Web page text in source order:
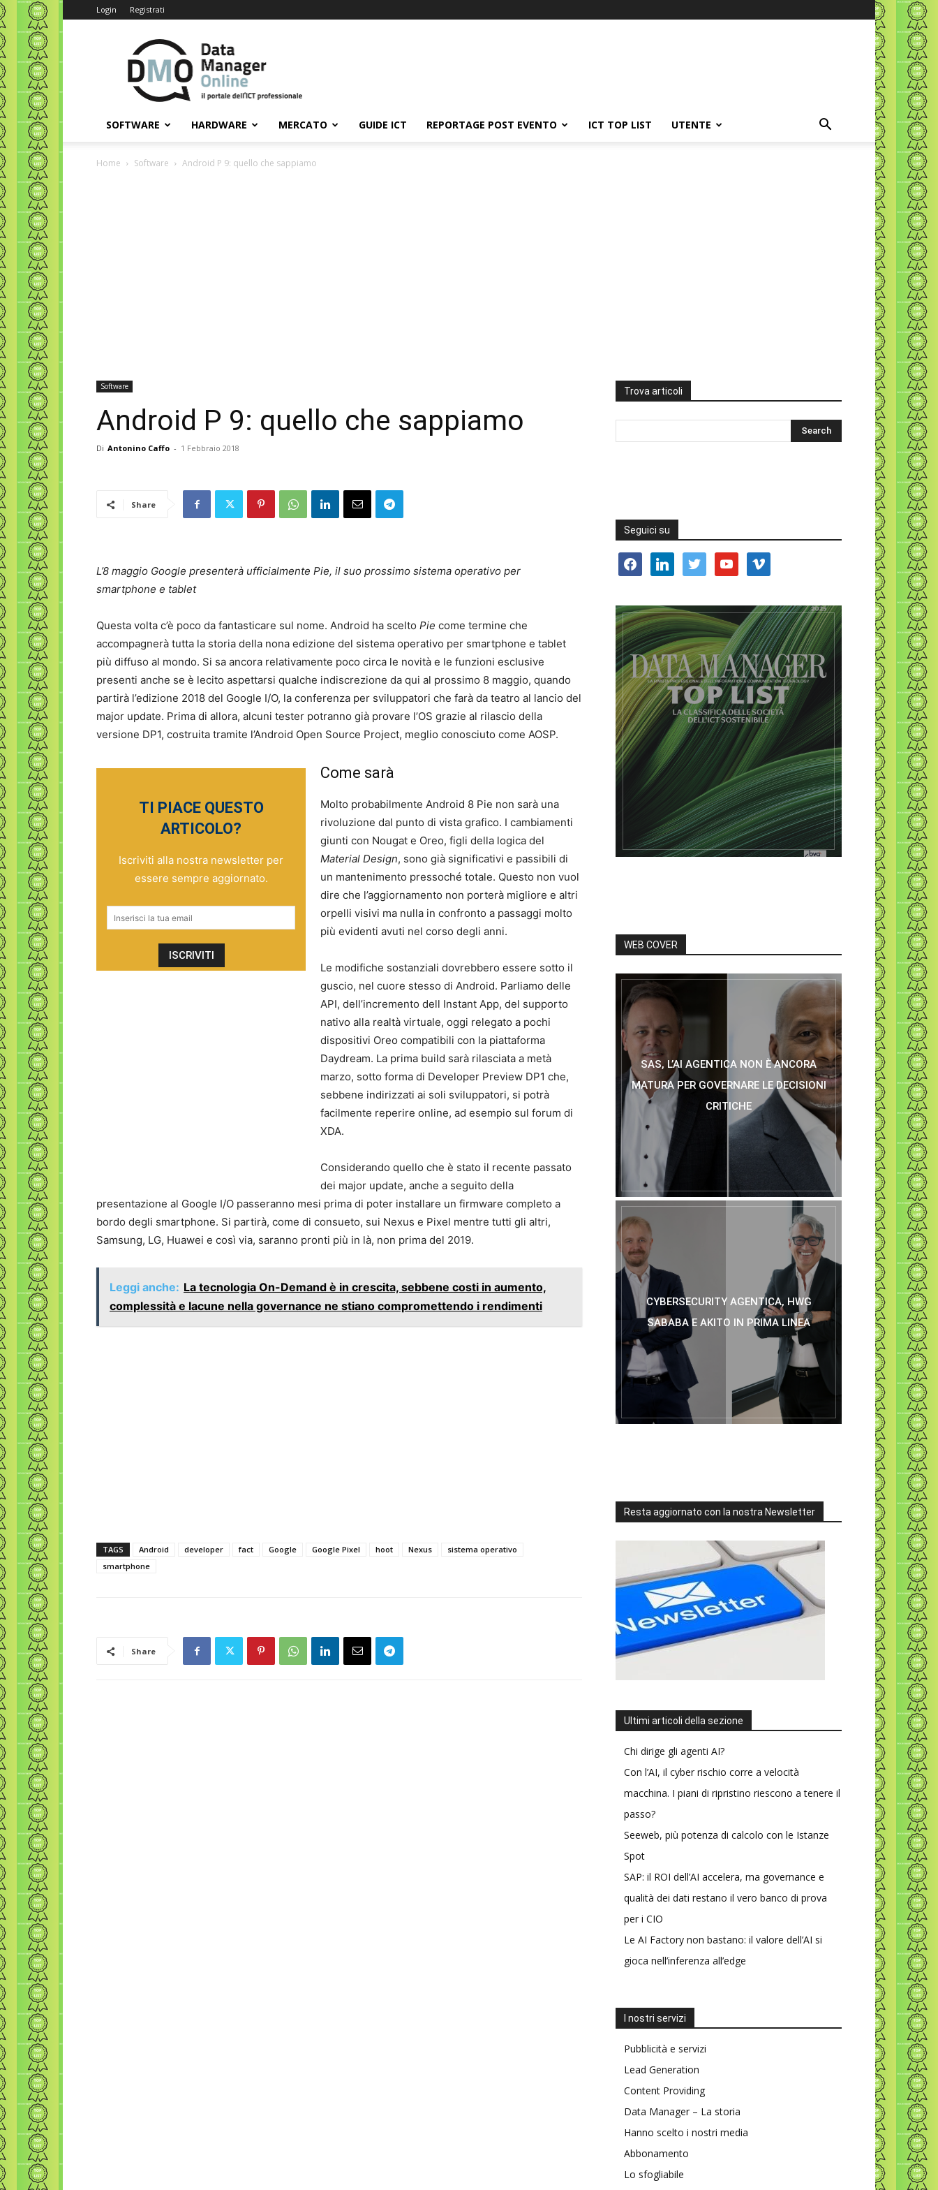
Login Registrati
Data
Manager
Online
SOFTWARE HARDWARE MERCATO GUIDE ICT REPORTAGE POST EVENTO ICT TOP LIST UTENTE
Home Software Android P 9: quello che sappiamo
Software
Android P 9: quello che sappiamo
Di Antonino Caffo - 1 Febbraio 2018
Share
L’8 maggio Google presenterà ufficialmente Pie, il suo prossimo sistema operativo per
smartphone e tablet
Questa volta c’è poco da fantasticare sul nome. Android ha scelto Pie come termine che
accompagnerà tutta la storia della nona edizione del sistema operativo per smartphone e tablet
più diffuso al mondo. Si sa ancora relativamente poco circa le novità e le funzioni esclusive
presenti anche se è lecito aspettarsi qualche indiscrezione da qui al prossimo 8 maggio, quando
partirà l’edizione 2018 del Google I/O, la conferenza per sviluppatori che farà da teatro al lancio del
major update. Prima di allora, alcuni tester potranno già provare l’OS grazie al rilascio della
versione DP1, costruita tramite l’Android Open Source Project, meglio conosciuto come AOSP.
TI PIACE QUESTO
ARTICOLO?
Iscriviti alla nostra newsletter per
essere sempre aggiornato.
Come sarà
Molto probabilmente Android 8 Pie non sarà una
rivoluzione dal punto di vista grafico. I cambiamenti
giunti con Nougat e Oreo, figli della logica del
Material Design, sono già significativi e passibili di
un mantenimento pressoché totale. Questo non vuol
dire che l’aggiornamento non porterà migliore e altri
orpelli visivi ma nulla in confronto a passaggi molto
più evidenti avuti nel corso degli anni.
Le modifiche sostanziali dovrebbero essere sotto il
guscio, nel cuore stesso di Android. Parliamo delle
API, dell’incremento dell Instant App, del supporto
nativo alla realtà virtuale, oggi relegato a pochi
dispositivi Oreo compatibili con la piattaforma
Daydream. La prima build sarà rilasciata a metà
marzo, sotto forma di Developer Preview DP1 che,
sebbene indirizzati ai soli sviluppatori, si potrà
facilmente reperire online, ad esempio sul forum di
XDA.
Considerando quello che è stato il recente passato
dei major update, anche a seguito della
presentazione al Google I/O passeranno mesi prima di poter installare un firmware completo a
bordo degli smartphone. Si partirà, come di consueto, sui Nexus e Pixel mentre tutti gli altri,
Samsung, LG, Huawei e così via, saranno pronti più in là, non prima del 2019.
Leggi anche: La tecnologia On-Demand è in crescita, sebbene costi in aumento,
complessità e lacune nella governance ne stiano compromettendo i rendimenti
TAGS Android developer fact Google Google Pixel hoot Nexus
sistema operativo
smartphone
Share
Trova articoli
Seguici su
facebooklinkedin twitter youtube vimeo
WEB COVER
SAS, L’AI AGENTICA NON È ANCORA
MATURA PER GOVERNARE LE DECISIONI
CRITICHE
CYBERSECURITY AGENTICA, HWG
SABABA E AKITO IN PRIMA LINEA
Resta aggiornato con la nostra Newsletter
Ultimi articoli della sezione
Chi dirige gli agenti AI?
Con l’AI, il cyber rischio corre a velocità
macchina. I piani di ripristino riescono a tenere il
passo?
Seeweb, più potenza di calcolo con le Istanze
Spot
SAP: il ROI dell’AI accelera, ma governance e
qualità dei dati restano il vero banco di prova
per i CIO
Le AI Factory non bastano: il valore dell’AI si
gioca nell’inferenza all’edge
I nostri servizi
Pubblicità e servizi
Lead Generation
Content Providing
Data Manager – La storia
Hanno scelto i nostri media
Abbonamento
Lo sfogliabile